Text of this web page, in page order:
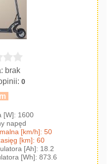
brak
0
[W]: 1600
napęd
[km/h]: 50
[km]: 60
[Ah]: 18.2
[Wh]: 873.6